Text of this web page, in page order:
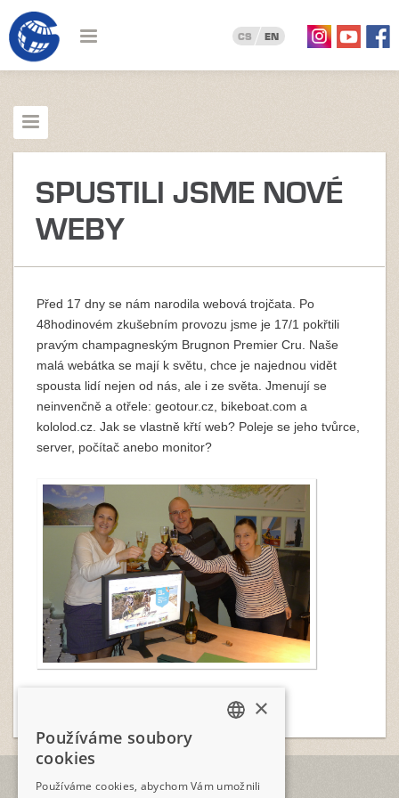
CS EN
SPUSTILI JSME NOVÉ
WEBY
Před 17 dny se nám narodila webová trojčata. Po
48hodinovém zkušebním provozu jsme je 17/1 pokřtili
pravým champagneským Brugnon Premier Cru. Naše
malá webátka se mají k světu, chce je najednou vidět
spousta lidí nejen od nás, ale i ze světa. Jmenují se
neinvenčně a otřele: geotour.cz, bikeboat.com a
kololod.cz. Jak se vlastně křtí web? Poleje se jeho tvůrce,
server, počítač anebo monitor?
TELEFON
×
Používáme soubory
cookies
Používáme cookies, abychom Vám umožnili